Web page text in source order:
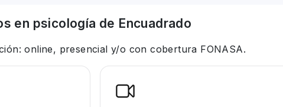
en psicología de Encuadrado
online, presencial y/o con cobertura FONASA.